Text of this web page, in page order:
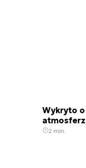
Wykryto
2 min.